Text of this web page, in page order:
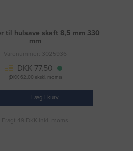
til hulsave skaft 8,5 mm 330
mm
Varenummer: 3025936
DKK 77,50
(DKK 62,00 ekskl. moms)
Læg i kurv
Fragt 49 DKK inkl. moms